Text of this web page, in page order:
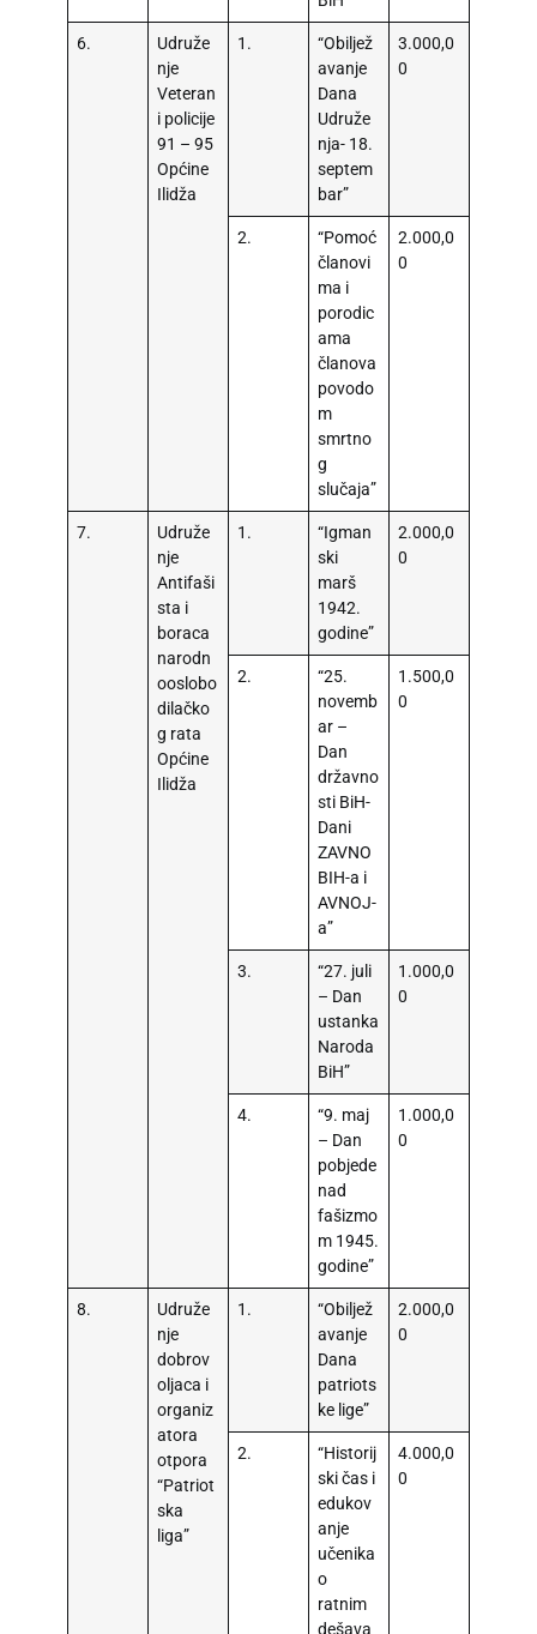
6.
Udruže
nje
Veteran
i policije
91 – 95
Općine
Ilidža
1.
“Obiljež
avanje
Dana
Udruže
nja- 18.
septem
bar”
3.000,0
0
2.
“Pomoć
članovi
ma i
porodic
ama
članova
povodo
m
smrtno
g
slučaja”
2.000,0
0
7.
Udruže
nje
Antifaši
sta i
boraca
narodn
ooslobo
dilačko
g rata
Općine
Ilidža
1.
“Igman
ski
marš
1942.
godine”
2.000,0
0
2.
“25.
novemb
ar –
Dan
državno
sti BiH-
Dani
ZAVNO
BIH-a i
AVNOJ-
a”
1.500,0
0
3.
“27. juli
– Dan
ustanka
Naroda
BiH”
1.000,0
0
4.
“9. maj
– Dan
pobjede
nad
fašizmo
m 1945.
godine”
1.000,0
0
8.
Udruže
nje
dobrov
oljaca i
organiz
atora
otpora
“Patriot
ska
liga”
1.
“Obiljež
avanje
Dana
patriots
ke lige”
2.000,0
0
2.
“Historij
ski čas i
edukov
anje
učenika
o
ratnim
dešava
4.000,0
0